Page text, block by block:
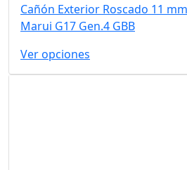
Cañón Exterior Roscado 11
Marui G17 Gen.4 GBB
Ver opciones